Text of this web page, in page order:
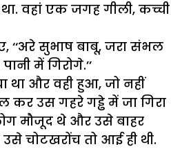
था. वहां एक जगह गीली, कच्ची
, ‘‘अरे सुभाष बाबू, जरा संभल
पानी में गिरोगे.’’
था और वही हुआ, जो नहीं
कर उस गहरे गड्ढे में जा गिरा
मौजूद थे और उसे बाहर
उसे चोटखरोंच तो आई ही थी.